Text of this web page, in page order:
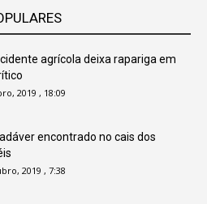
agrícola deixa rapariga em
2019 , 18:09
encontrado no cais dos
2019 , 7:38